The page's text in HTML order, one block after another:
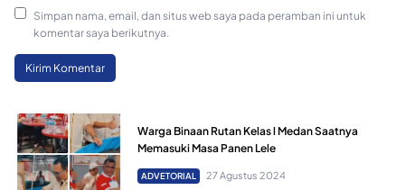
Simpan nama, email, dan situs web saya pada peramban ini untuk
komentar saya berikutnya.
Warga Binaan Rutan Kelas l Medan Saatnya
Memasuki Masa Panen Lele
ADVETORIAL 27 Agustus 2024